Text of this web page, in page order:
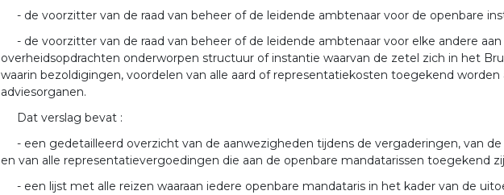
- de voorzitter van de raad van beheer of de leidende ambtenaar voor de openbare
- de voorzitter van de raad van beheer of de leidende ambtenaar voor elke andere
overheidsopdrachten onderworpen structuur of instantie waarvan de zetel zich in het
waarin bezoldigingen, voordelen van alle aard of representatiekosten toegekend
adviesorganen.
Dat verslag bevat :
- een gedetailleerd overzicht van de aanwezigheden tijdens de vergaderingen, van
en van alle representatievergoedingen die aan de openbare mandatarissen toegekend
- een lijst met alle reizen waaraan iedere openbare mandataris in het kader van de